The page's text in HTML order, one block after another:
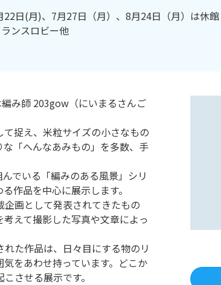
日(月)、7月27日（月）、8月24日（月）は休館
ンスロビー他
み師 203gow（にいまるさんご
捉え、米粒サイズの小さなもの
「へんなあみもの」を多数、手
でいる「編みのある風景」シリ
作品を中心に展示します。
企画として発表されてきたもの
えて撮影した写真や文章によっ
た作品は、日々目にする物のリ
をあわせ持っています。どこか
させる展示です。